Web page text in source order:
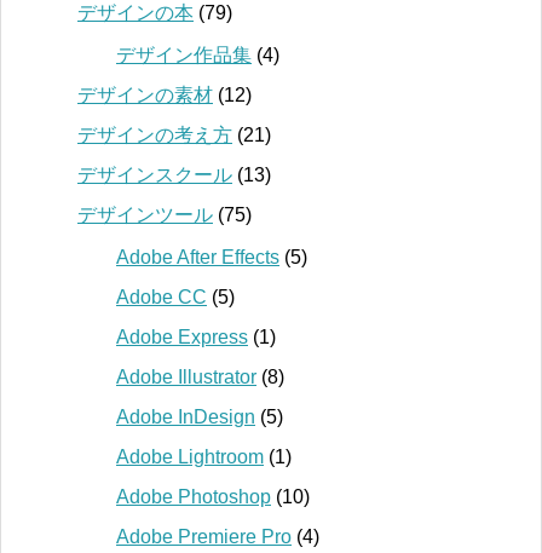
デザインの本 (79)
デザイン作品集 (4)
デザインの素材 (12)
デザインの考え方 (21)
デザインスクール (13)
デザインツール (75)
Adobe After Effects (5)
Adobe CC (5)
Adobe Express (1)
Adobe Illustrator (8)
Adobe InDesign (5)
Adobe Lightroom (1)
Adobe Photoshop (10)
Adobe Premiere Pro (4)